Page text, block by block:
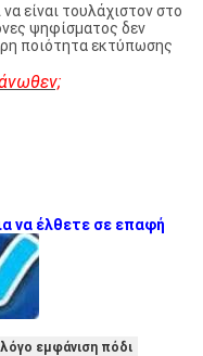
είναι τουλάχιστον στο
ψηφίσματος δεν
ποιότητα εκτύπωσης
να έλθετε σε επαφή
λόγο εμφάνιση πόδι